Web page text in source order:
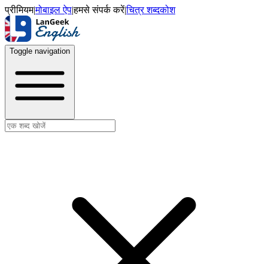
प्रीमियम|मोबाइल ऐप|हमसे संपर्क करें|चित्र शब्दकोश
Toggle navigation